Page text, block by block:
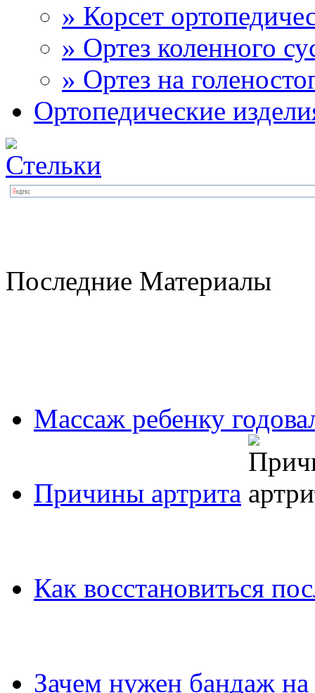
» Корсет
» Ортез коленного
» Ортез на
Ортопедические
Последние Материалы
Массаж ребенку
Причины артрита
Как восстановиться
Зачем нужен бандаж на